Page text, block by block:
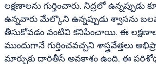
లక్షణాలను గుర్తించారు. నిద్రలో
ఉన్నవారు మేల్కొని ఉన్నప్పుడు శ్వాసను
తీసుకోవడం వంటివి కనిపించాయి. ఈ
ముందుగానే గుర్తించవచ్చని శాస్త్రవేత్తలు
మార్పుకు దారితీసే అవకాశం ఉంది. ఈ